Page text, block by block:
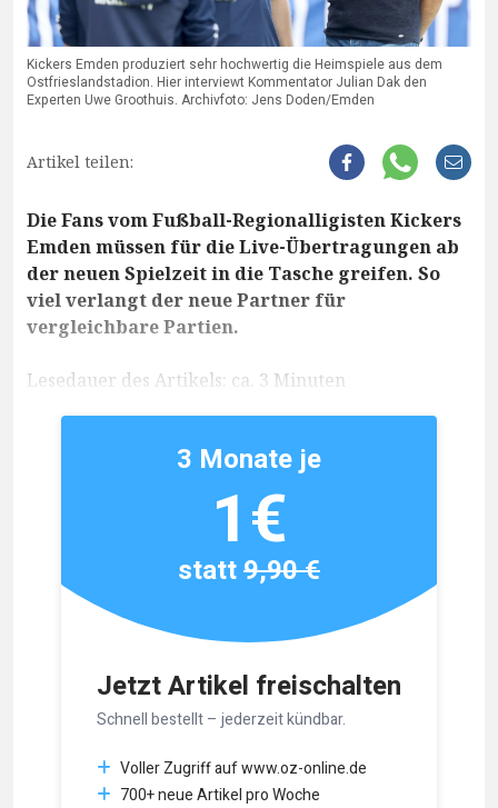
Kickers Emden produziert sehr hochwertig die Heimspiele aus dem
Ostfrieslandstadion. Hier interviewt Kommentator Julian Dak den
Experten Uwe Groothuis. Archivfoto: Jens Doden/Emden
Artikel teilen:
Die Fans vom Fußball-Regionalligisten Kickers
Emden müssen für die Live-Übertragungen ab
der neuen Spielzeit in die Tasche greifen. So
viel verlangt der neue Partner für
vergleichbare Partien.
Lesedauer des Artikels: ca. 3 Minuten
Jetzt Artikel freischalten
Schnell bestellt – jederzeit kündbar.
Voller Zugriff auf www.oz-online.de
700+ neue Artikel pro Woche
3 Monate je
1€
statt9,90 €